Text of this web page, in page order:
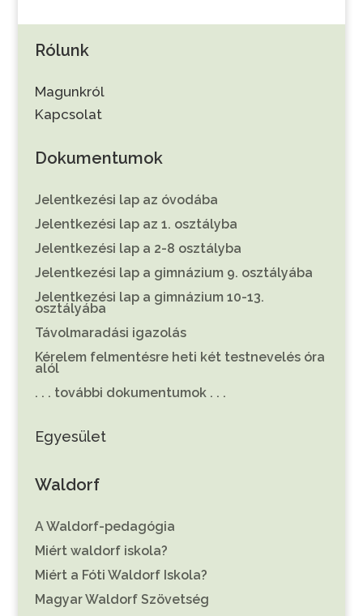
Rólunk
Magunkról
Kapcsolat
Dokumentumok
Jelentkezési lap az óvodába
Jelentkezési lap az 1. osztályba
Jelentkezési lap a 2-8 osztályba
Jelentkezési lap a gimnázium 9. osztályába
Jelentkezési lap a gimnázium 10-13.
osztályába
Távolmaradási igazolás
Kérelem felmentésre heti két testnevelés óra
alól
. . . további dokumentumok . . .
Egyesület
Waldorf
A Waldorf-pedagógia
Miért waldorf iskola?
Miért a Fóti Waldorf Iskola?
Magyar Waldorf Szövetség